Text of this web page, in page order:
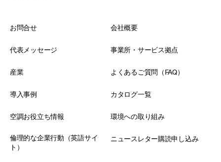
お問合せ 会社概要
代表メッセージ 事業所・サービス拠点
産業 よくあるご質問（FAQ）
導入事例 カタログ一覧
空調お役立ち情報 環境への取り組み
倫理的な企業行動（英語サイ
ト）
ニュースレター購読申し込み